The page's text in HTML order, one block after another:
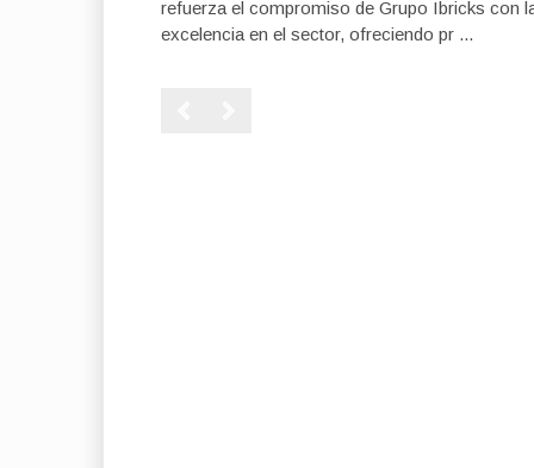
refuerza el compromiso de Grupo Ibricks con
excelencia en el sector, ofreciendo pr ...